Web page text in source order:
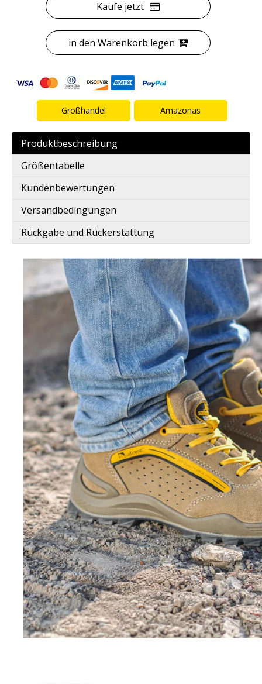
Kaufe jetzt
in den Warenkorb legen
Großhandel Amazonas
Produktbeschreibung
Größentabelle
Kundenbewertungen
Versandbedingungen
Rückgabe und Rückerstattung